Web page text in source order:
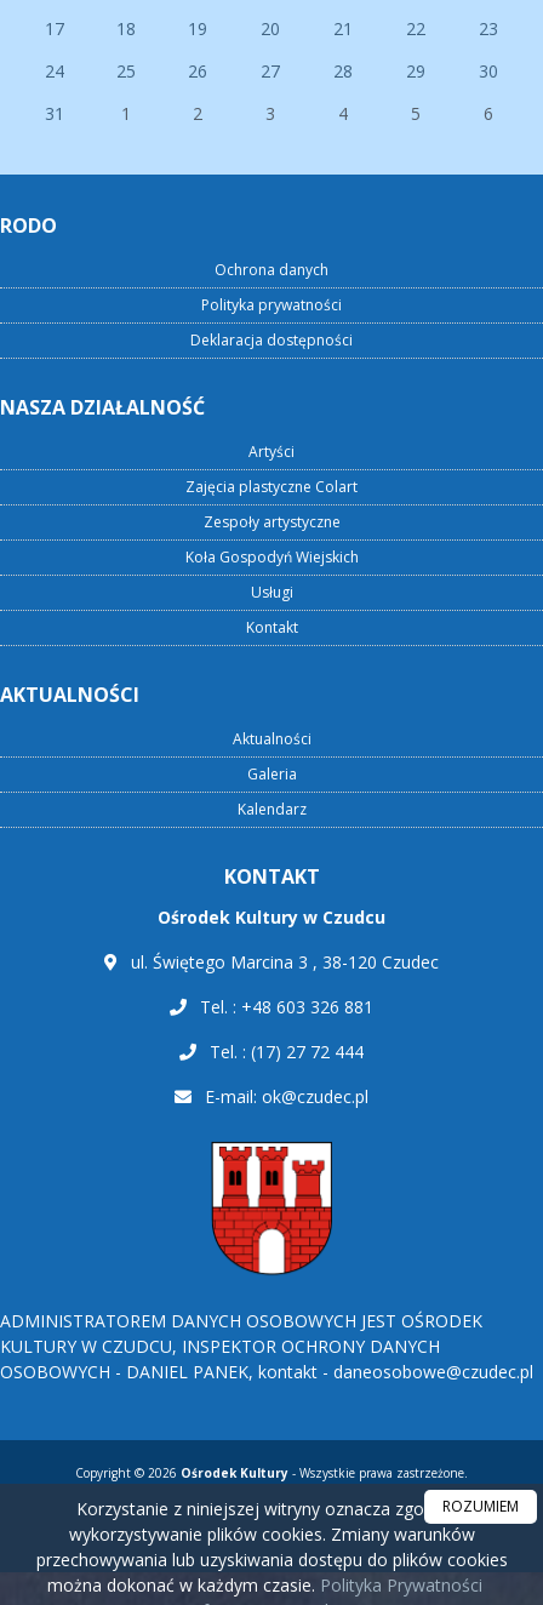
17
18 19 20 21 22
23
24
25 26 27 28 29
30
31
1 2 3 4 5 6
RODO
Ochrona danych
Polityka prywatności
Deklaracja dostępności
NASZA DZIAŁALNOŚĆ
Artyści
Zajęcia plastyczne Colart
Zespoły artystyczne
Koła Gospodyń Wiejskich
Usługi
Kontakt
AKTUALNOŚCI
Aktualności
Galeria
Kalendarz
KONTAKT
Ośrodek Kultury w Czudcu
ul. Świętego Marcina 3 , 38-120 Czudec
Tel. : +48 603 326 881
Tel. : (17) 27 72 444
E-mail: ok@czudec.pl
ADMINISTRATOREM DANYCH OSOBOWYCH JEST OŚRODEK
KULTURY W CZUDCU, INSPEKTOR OCHRONY DANYCH
OSOBOWYCH - DANIEL PANEK, kontakt - daneosobowe@czudec.pl
Copyright © 2026 Ośrodek Kultury - Wszystkie prawa zastrzeżone.
Korzystanie z niniejszej witryny oznacza zgodę na
wykorzystywanie plików cookies. Zmiany warunków
przechowywania lub uzyskiwania dostępu do plików cookies
można dokonać w każdym czasie. Polityka Prywatności
ROZUMIEM